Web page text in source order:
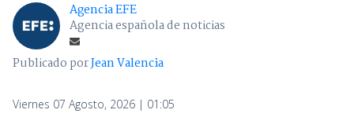
Agencia EFE
Agencia española de noticias
Publicado porJean Valencia
Viernes 07 Agosto, 2026 | 01:05